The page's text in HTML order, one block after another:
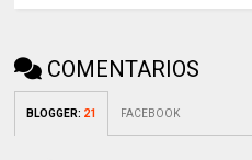
COMENTARIOS
BLOGGER: 21 FACEBOOK